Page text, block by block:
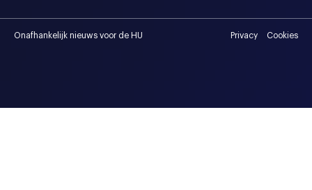
Onafhankelijk nieuws voor de HU Privacy Cookies